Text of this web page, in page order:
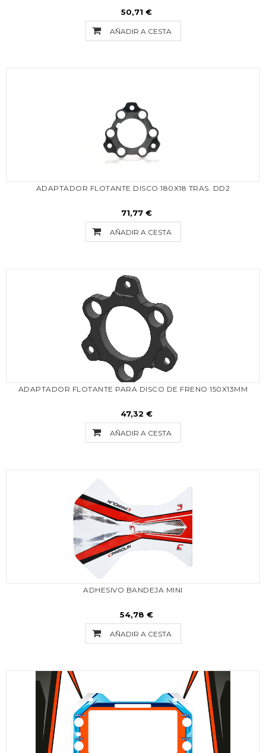
50,71 €
AÑADIR A CESTA
ADAPTADOR FLOTANTE DISCO 180X18 TRAS. DD2
71,77 €
AÑADIR A CESTA
ADAPTADOR FLOTANTE PARA DISCO DE FRENO 150X13MM
47,32 €
AÑADIR A CESTA
ADHESIVO BANDEJA MINI
54,78 €
AÑADIR A CESTA